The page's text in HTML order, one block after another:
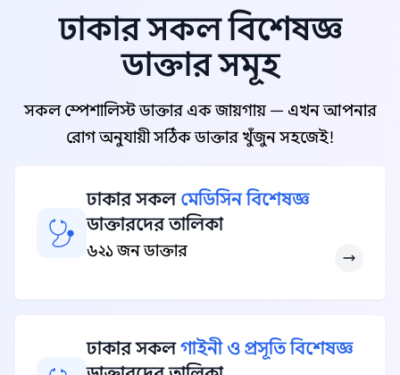
ঢাকার সকল বিশেষজ্ঞ
ডাক্তার সমূহ
সকল স্পেশালিস্ট ডাক্তার এক জায়গায় — এখন আপনার
রোগ অনুযায়ী সঠিক ডাক্তার খুঁজুন সহজেই!
ঢাকার সকল মেডিসিন বিশেষজ্ঞ
ডাক্তারদের তালিকা
৬২১ জন ডাক্তার
ঢাকার সকলগাইনী ও প্রসূতি বিশেষজ্ঞ